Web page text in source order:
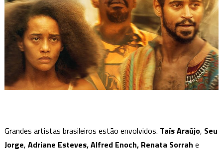
Grandes artistas brasileiros estão envolvidos. Taís Araújo, Seu
Jorge, Adriane Esteves, Alfred Enoch, Renata Sorrah e